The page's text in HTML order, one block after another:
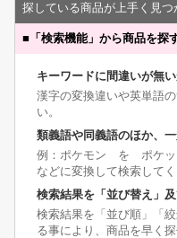
探している商品が上手く見つ
■ 「検索機能」から商品を探
キーワードに間違いが無
漢字の変換違いや英単語
い。
類義語や同義語のほか、
例：ポケモン を ポケッ
などに変換して検索してく
検索結果を「並び替え」
検索結果を「並び順」「
る事により、商品を早く